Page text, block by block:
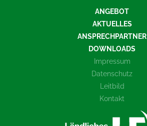
ANGEBOT
AKTUELLES
ANSPRECHPARTNER
DOWNLOADS
Impressum
Datenschutz
Leitbild
Kontakt